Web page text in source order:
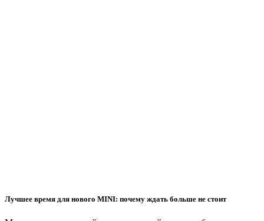
Лучшее время для нового MINI: почему ждать больше не стоит